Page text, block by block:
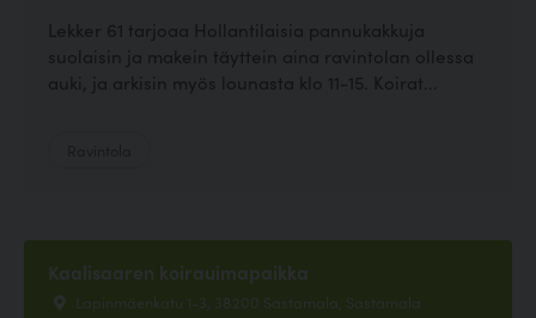
Lekker 61 tarjoaa Hollantilaisia pannukakkuja
suolaisin ja makein täyttein aina ravintolan ollessa
auki, ja arkisin myös lounasta klo 11-15. Koirat...
Kaalisaaren koirauimapaikka
Lapinmäenkatu 1-3, 38200 Sastamala, Sastamala